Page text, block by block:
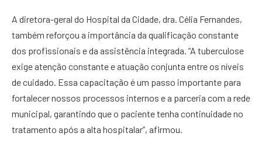
A diretora-geral do Hospital da Cidade, dra. Célia Fernandes,
também reforçou a importância da qualificação constante
dos profissionais e da assistência integrada. “A tuberculose
exige atenção constante e atuação conjunta entre os níveis
de cuidado. Essa capacitação é um passo importante para
fortalecer nossos processos internos e a parceria com a rede
municipal, garantindo que o paciente tenha continuidade no
tratamento após a alta hospitalar”, afirmou.